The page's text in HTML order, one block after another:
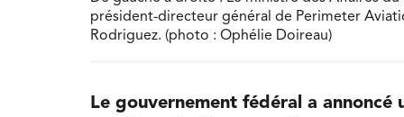
président-directeur général de Perimeter
Rodriguez. (photo : Ophélie Doireau)
Le gouvernement fédéral a